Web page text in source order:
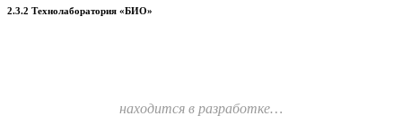
2.3.2 Технолаборатория «БИО»
находится в разработке…